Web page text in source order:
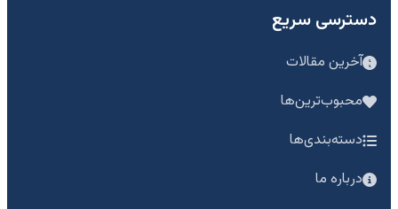
دسترسی سریع
آخرین مقالات
محبوب‌ترین‌ها
دسته‌بندی‌ها
درباره ما